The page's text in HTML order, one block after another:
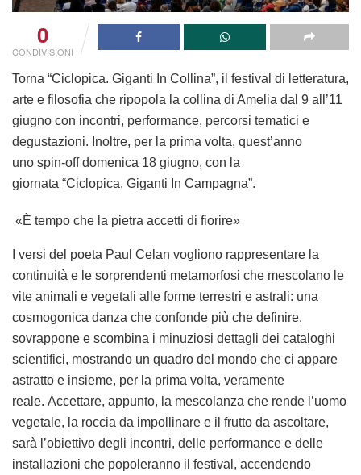
0
CONDIVISIONI
Torna “Ciclopica. Giganti In Collina”, il festival di letteratura,
arte e filosofia che ripopola la collina di Amelia dal 9 all’11
giugno con incontri, performance, percorsi tematici e
degustazioni. Inoltre, per la prima volta, quest’anno
uno spin-offdomenica 18 giugno, con la
giornata “Ciclopica. Giganti In Campagna”.
«È tempo che la pietra accetti di fiorire»
I versi del poeta Paul Celan vogliono rappresentare la
continuità e le sorprendenti metamorfosi che mescolano le
vite animali e vegetali alle forme terrestri e astrali: una
cosmogonica danza che confonde più che definire,
sovrappone e scombina i minuziosi dettagli dei cataloghi
scientifici, mostrando un quadro del mondo che ci appare
astratto e insieme, per la prima volta, veramente
reale. Accettare, appunto, la mescolanza che rende l’uomo
vegetale, la roccia da impollinare e il frutto da ascoltare,
sarà l’obiettivo degli incontri, delle performance e delle
installazioni che popoleranno il festival, accendendo